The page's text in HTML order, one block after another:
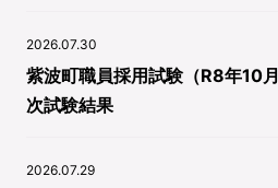
2026.07.30
紫波町職員採用試験（R8年10
次試験結果
2026.07.29